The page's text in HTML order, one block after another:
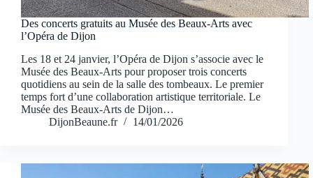
Des concerts gratuits au Musée des Beaux-Arts avec
l’Opéra de Dijon
Les 18 et 24 janvier, l’Opéra de Dijon s’associe avec le
Musée des Beaux-Arts pour proposer trois concerts
quotidiens au sein de la salle des tombeaux. Le premier
temps fort d’une collaboration artistique territoriale. Le
Musée des Beaux-Arts de Dijon…
DijonBeaune.fr
14/01/2026